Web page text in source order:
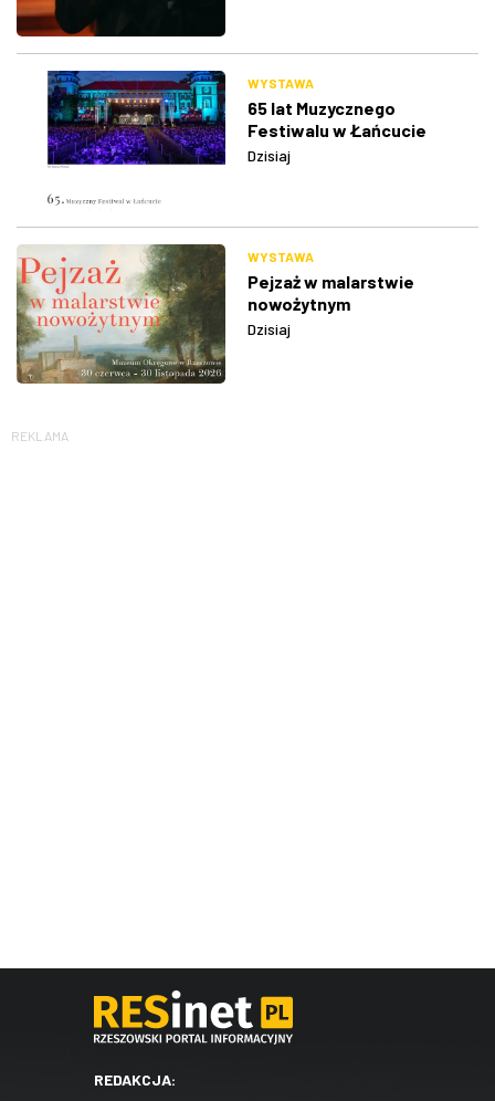
WYSTAWA
65 lat Muzycznego
Festiwalu w Łańcucie
Dzisiaj
WYSTAWA
Pejzaż w malarstwie
nowożytnym
Dzisiaj
REKLAMA
REDAKCJA: